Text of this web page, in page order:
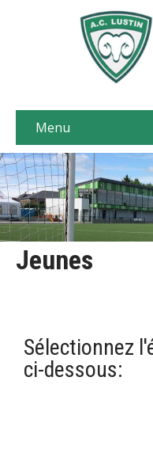
Menu
Jeunes
Sélectionnez
ci-dessous: